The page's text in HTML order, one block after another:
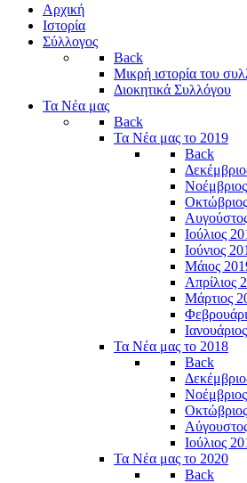
Αρχική
Ιστορία
Σύλλογος
Back
Μικρή ιστορία του
Διοκητικά Συλλόγου
Τα Νέα μας
Back
Τα Νέα μας το 2019
Back
Ιούλιος
Ιούνιος
Μάιος
Απρίλιος
Μάρτιος
Τα Νέα μας το 2018
Back
Ιούλιος
Τα Νέα μας το 2020
Back